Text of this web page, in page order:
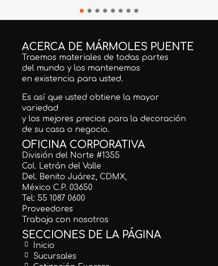
ACERCA DE MÁRMOLES PUENTE
Traemos materiales de todas partes
del mundo y los mantenemos
en existencia para usted.
Es así que usted obtiene la mayor
variedad
y los mejores precios para la decoración
de su casa o negocio.
OFICINA CORPORATIVA
División del Norte #1355
Col. Letrán del Valle
Del. Benito Juárez, CDMX,
México C.P. 03650
Tel: 55 1087 0600
Proveedores
Trabaja con nosotros
SECCIONES DE LA PÁGINA
Inicio
Sucursales